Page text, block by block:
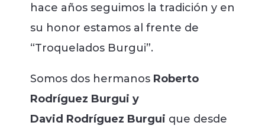
hace años seguimos la tradición y en
su honor estamos al frente de
“Troquelados Burgui”.
Somos dos hermanos Roberto
Rodríguez Burgui y
David Rodríguez Burgui que desde